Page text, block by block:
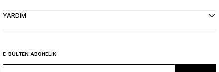
YARDIM
E-BÜLTEN ABONELİK